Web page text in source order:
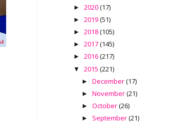
►2020(17)
►2019(51)
►2018(105)
►2017(145)
►2016(217)
▼2015(221)
► December(17)
► November(21)
► October(26)
► September(21)